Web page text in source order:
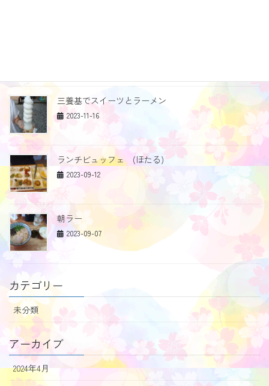
三養基でスイーツとラーメン
2023-11-16
ランチビュッフェ (ほたる)
2023-09-12
朝ラー
2023-09-07
カテゴリー
未分類
アーカイブ
2024年4月